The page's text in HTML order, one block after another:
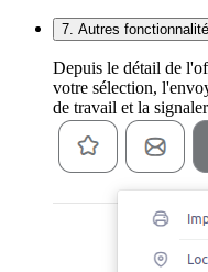
7. Autres
Depuis le détail de
votre sélection,
de travail et la